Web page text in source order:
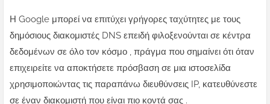
Η Google μπορεί να επιτύχει γρήγορες ταχύτητες με τους
δημόσιους διακομιστές DNS επειδή φιλοξενούνται σε κέντρα
δεδομένων σε όλο τον κόσμο , πράγμα που σημαίνει ότι όταν
επιχειρείτε να αποκτήσετε πρόσβαση σε μια ιστοσελίδα
χρησιμοποιώντας τις παραπάνω διευθύνσεις IP, κατευθύνεστε
σε έναν διακομιστή που είναι πιο κοντά σας .